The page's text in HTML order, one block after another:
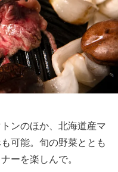
ンのほか、北海道産マ
可能。旬の野菜ととも
ーを楽しんで。